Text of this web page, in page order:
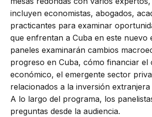
incluyen economistas, abogados,
practicantes para examinar
que enfrentan a Cuba en este nuevo
paneles examinarán cambios
progreso en Cuba, cómo financiar el
económico, el emergente sector
relacionados a la inversión
A lo largo del programa, los
preguntas desde la audiencia.